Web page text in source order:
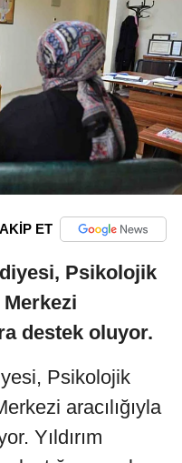
ET
Psikolojik
Merkezi
destek oluyor.
Psikolojik
aracılığıyla
Yıldırım